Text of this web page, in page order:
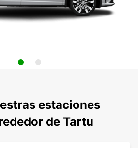
estaciones
de Tartu